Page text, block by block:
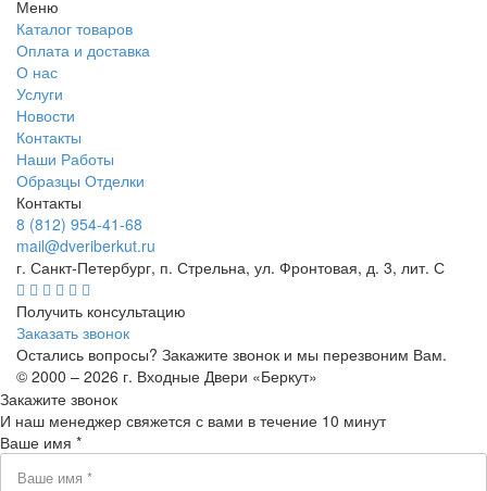
Меню
Каталог товаров
Оплата и доставка
О нас
Услуги
Новости
Контакты
Наши Работы
Образцы Отделки
Контакты
8 (812) 954-41-68
mail@dveriberkut.ru
г. Санкт-Петербург, п. Стрельна, ул. Фронтовая, д. 3, лит. С
Получить консультацию
Заказать звонок
Остались вопросы? Закажите звонок и мы перезвоним Вам.
© 2000 – 2026 г. Входные Двери «Беркут»
Закажите звонок
И наш менеджер свяжется с вами в течение 10 минут
Ваше имя *